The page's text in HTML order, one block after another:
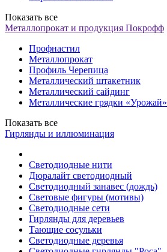
Показать все
Металлопрокат и продукция Покрофф
Профнастил
Металлопрокат
Профиль Черепица
Металлический штакетник
Металлический сайдинг
Металлические грядки «Урожай»
Показать все
Гирлянды и иллюминация
Светодиодные нити
Дюралайт светодиодный
Светодиодный занавес (дождь)
Световые фигуры (мотивы)
Светодиодные сети
Гирлянды для деревьев
Тающие сосульки
Светодиодные деревья